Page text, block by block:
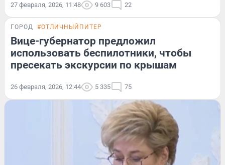
27 февраля, 2026, 11:48 9 603 22
ГОРОД #ОТЛИЧНЫЙПИТЕР
Вице-губернатор предложил
использовать беспилотники, чтобы
пресекать экскурсии по крышам
26 февраля, 2026, 12:44 5 335 75